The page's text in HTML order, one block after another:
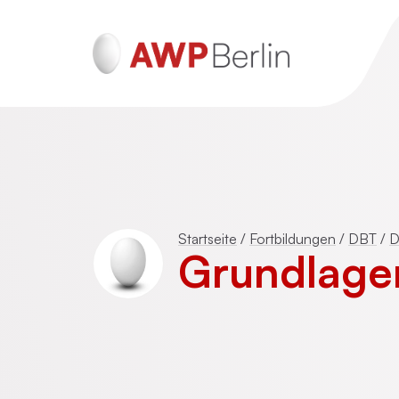
(DeGPT)
Mentalisierungsbasierte Psychotherapie
Startseite / Fortbildungen / DBT /